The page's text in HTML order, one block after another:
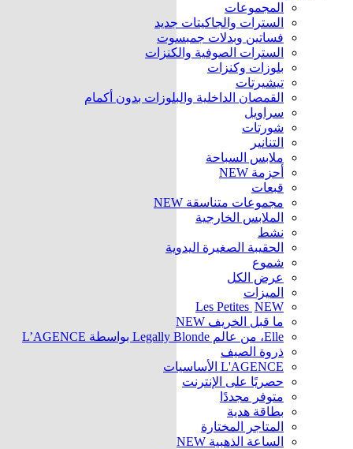
المجموعات
السترات والجاكيتات جديد
فساتين وبدلات جمبسوت
السترات الصوفية والكنزات
بلوزات وكنزات
تيشيرتات
القمصان الداخلية والبلوزات بدون أكمام
سراويل
شورتات
التنانير
ملابس السباحة
أحزمة NEW
قبعات
مجموعات متناسقة NEW
الملابس الخارجية
نشط
الحقيبة الصغيرة اليدوية
شموع
عرض الكل
الميزات
Les Petites NEW
ما قبل الخريف NEW
Elle، من عالم Legally Blonde بواسطة L’AGENCE
ذروة الصيف
L'AGENCE الأساسيات
حصريًا على الإنترنت
متوفر مجددًا
بطاقة هدية
المتاجر المختارة
الساعة الذهبية NEW